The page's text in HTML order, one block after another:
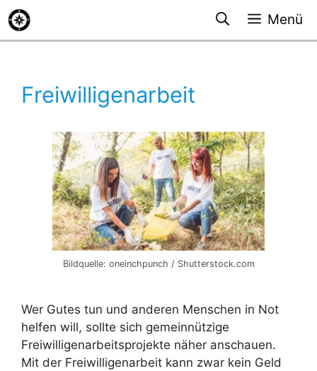
Zum
Inhalt
springen
Menü
Freiwilligenarbeit
Bildquelle: oneinchpunch / Shutterstock.com
Wer Gutes tun und anderen Menschen in Not
helfen will, sollte sich gemeinnützige
Freiwilligenarbeitsprojekte näher anschauen.
Mit der Freiwilligenarbeit kann zwar kein Geld